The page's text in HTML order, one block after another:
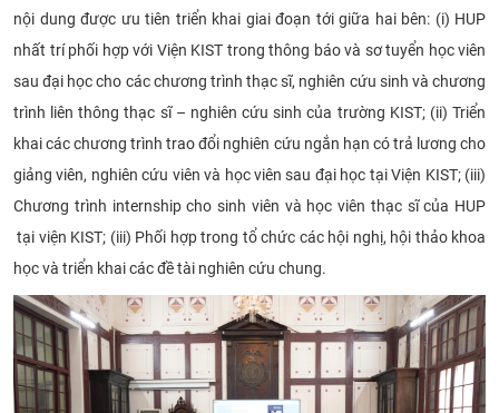
nội dung được ưu tiên triển khai giai đoạn tới giữa hai bên: (i) HUP
nhất trí phối hợp với Viện KIST trong thông báo và sơ tuyển học viên
sau đại học cho các chương trình thạc sĩ, nghiên cứu sinh và chương
trình liên thông thạc sĩ – nghiên cứu sinh của trường KIST; (ii) Triển
khai các chương trình trao đổi nghiên cứu ngắn hạn có trả lương cho
giảng viên, nghiên cứu viên và học viên sau đại học tại Viện KIST; (iii)
Chương trình internship cho sinh viên và học viên thạc sĩ của HUP
tại viện KIST; (iii) Phối hợp trong tổ chức các hội nghị, hội thảo khoa
học và triển khai các đề tài nghiên cứu chung.